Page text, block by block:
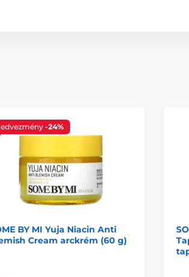
-24%
BY MI Yuja Niacin Anti
Cream arckrém (60 g)